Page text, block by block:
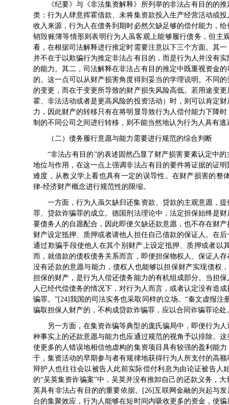
《纪要》与《非法集资解释》所列举的非法占有目的的
类：行为人肆意挥霍借款、未将集资款投入生产经营活动或
收入来源，行为人在债务到期时必然欠缺足够的偿付能力，
销毁账簿等情形则表明行为人虽客观上能够履行债务，但
看，在根据司法解释进行推定时需要注意以下三个方面。其
并不在于以欺骗行为推定非法占有目的，而是行为人并没有
的能力。其二，司法解释在非法占有目的推定中既重视资金
的。这一点可以从财产损害角度得到妥当的学理说明。不同
的变更，而在于变更所导致的财产损失风险高低。若用途变
霍、非法活动或者是更高风险的投资活动）时，则可以肯定
力，因此财产的转移只有在将明显导致行为人偿付能力下降
制的不同公司之间进行转移，则不能当然地认为行为人具有
（二）债务履行意愿与能力需要进行规范的综合判断
“非法占有目的”的表述固然凸显了财产损害要素认定中
地位与作用，在这一点上强调非法占有目的要件将证据的证
难度，从教义学上看也具有一定的误导性。在财产损害的
律-经济财产概念进行规范性的限缩。
一方面，行为人虽欠缺归还集资款、贷款的主观意愿，
罪、贷款诈骗罪的成立。德国刑法理论中，法定担保始终是
要债务人的自愿配合，因此即便欠缺还款意愿，也不存在财
财产设定抵押、质押或者请他人担任自己借款的保证人。在
通过欺骗手段使他人在其个别财产上设定抵押、质押或者
而，就借款的债权债务关系而言，即便担保物权人、保证人
没有还款的意愿与能力，债权人也能够以担保财产实现债权
担保的财产，是行为人偿还债务能力的有机组成部分。当担
人已经代偿债务的情况下，对行为人而言，或者认定没有造
骗罪。”[24]我国的司法实务也采取同样的立场。“秦文虚报
骗取担保人财产的，不构成贷款诈骗罪，应以合同诈骗罪论处
另一方面，在集资诈骗等典型的庞氏骗局中，即便行为
种事实上的还款意愿与能力也应通过规范的视角予以排除。
使更多的人错误地相信他虚构的集资项目具有较强的盈利能
于，集资活动的早期参与者有规律地获得行为人所支付的高
辩护人也往往会以被告人此前实际偿付利息为由论证被告人
的“吴英集资诈骗案”中，吴英并没有推卸自己的还款义务，
英具有非法占有目的的重要依据。[26]互联网金融的兴起与
台的集聚效应，行为人能够在短时间内吸收更多的资金，使